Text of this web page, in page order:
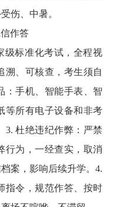
伤、中暑。
作答
级标准化考试，全程视
溯、可核查，考生须自
：手机、智能手表、智
等所有电子设备和非考
3. 杜绝违纪作弊：严禁
行为，一经查实，取消
案，影响后续升学。4.
指令，规范作答、按时